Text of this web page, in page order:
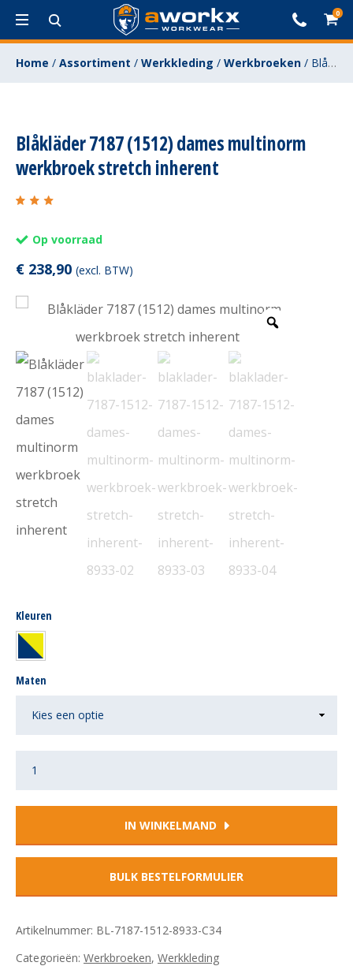
0
Home / Assortiment / Werkkleding / Werkbroeken / Blåkläder 7187 (1512) dames multinorm werkbroek stretch inherent
Blåkläder 7187 (1512) dames multinorm
werkbroek stretch inherent
Op voorraad
€ 238,90 (excl. BTW)
Kleuren
Maten
Blåkläder
7187
dames
werkbroek
stretch
inherent
IN WINKELMAND
Artikelnummer: BL-7187-1512-8933-C34
Categorieën: Werkbroeken, Werkkleding